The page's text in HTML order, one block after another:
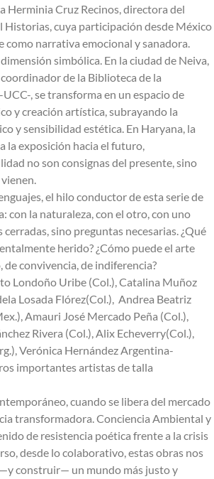
Herminia Cruz Recinos, directora del
Historias, cuya participación desde México
como narrativa emocional y sanadora.
simbólica. En la ciudad de Neiva,
de la Biblioteca de la
, se transforma en un espacio de
y creación artística, subrayando la
y sensibilidad estética. En Haryana, la
la exposición hacia el futuro,
no son consignas del presente, sino
el hilo conductor de esta serie de
con la naturaleza, con el otro, con uno
sino preguntas necesarias. ¿Qué
herido? ¿Cómo puede el arte
convivencia, de indiferencia?
Londoño Uribe (Col.), Catalina Muñoz
Losada Flórez(Col.),  Andrea Beatriz
Amauri José Mercado Peña (Col.),
Rivera (Col.), Alix Echeverry(Col.),
Verónica Hernández Argentina-
importantes artistas de talla
cuando se libera del mercado
transformadora. Conciencia Ambiental y
de resistencia poética frente a la crisis
desde lo colaborativo, estas obras nos
construir— un mundo más justo y